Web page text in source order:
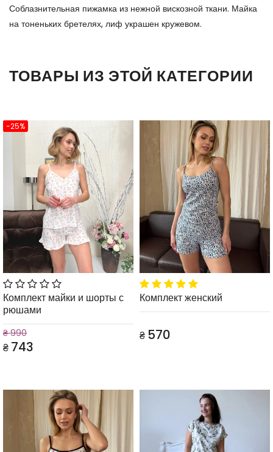
Соблазнительная пижамка из нежной вискозной ткани. Майка
на тоненьких бретелях, лиф украшен кружевом.
ТОВАРЫ ИЗ ЭТОЙ КАТЕГОРИИ
-25%
Комплект майки и шорты с
рюшами
₴ 990
₴ 743
Комплект женский
₴ 570